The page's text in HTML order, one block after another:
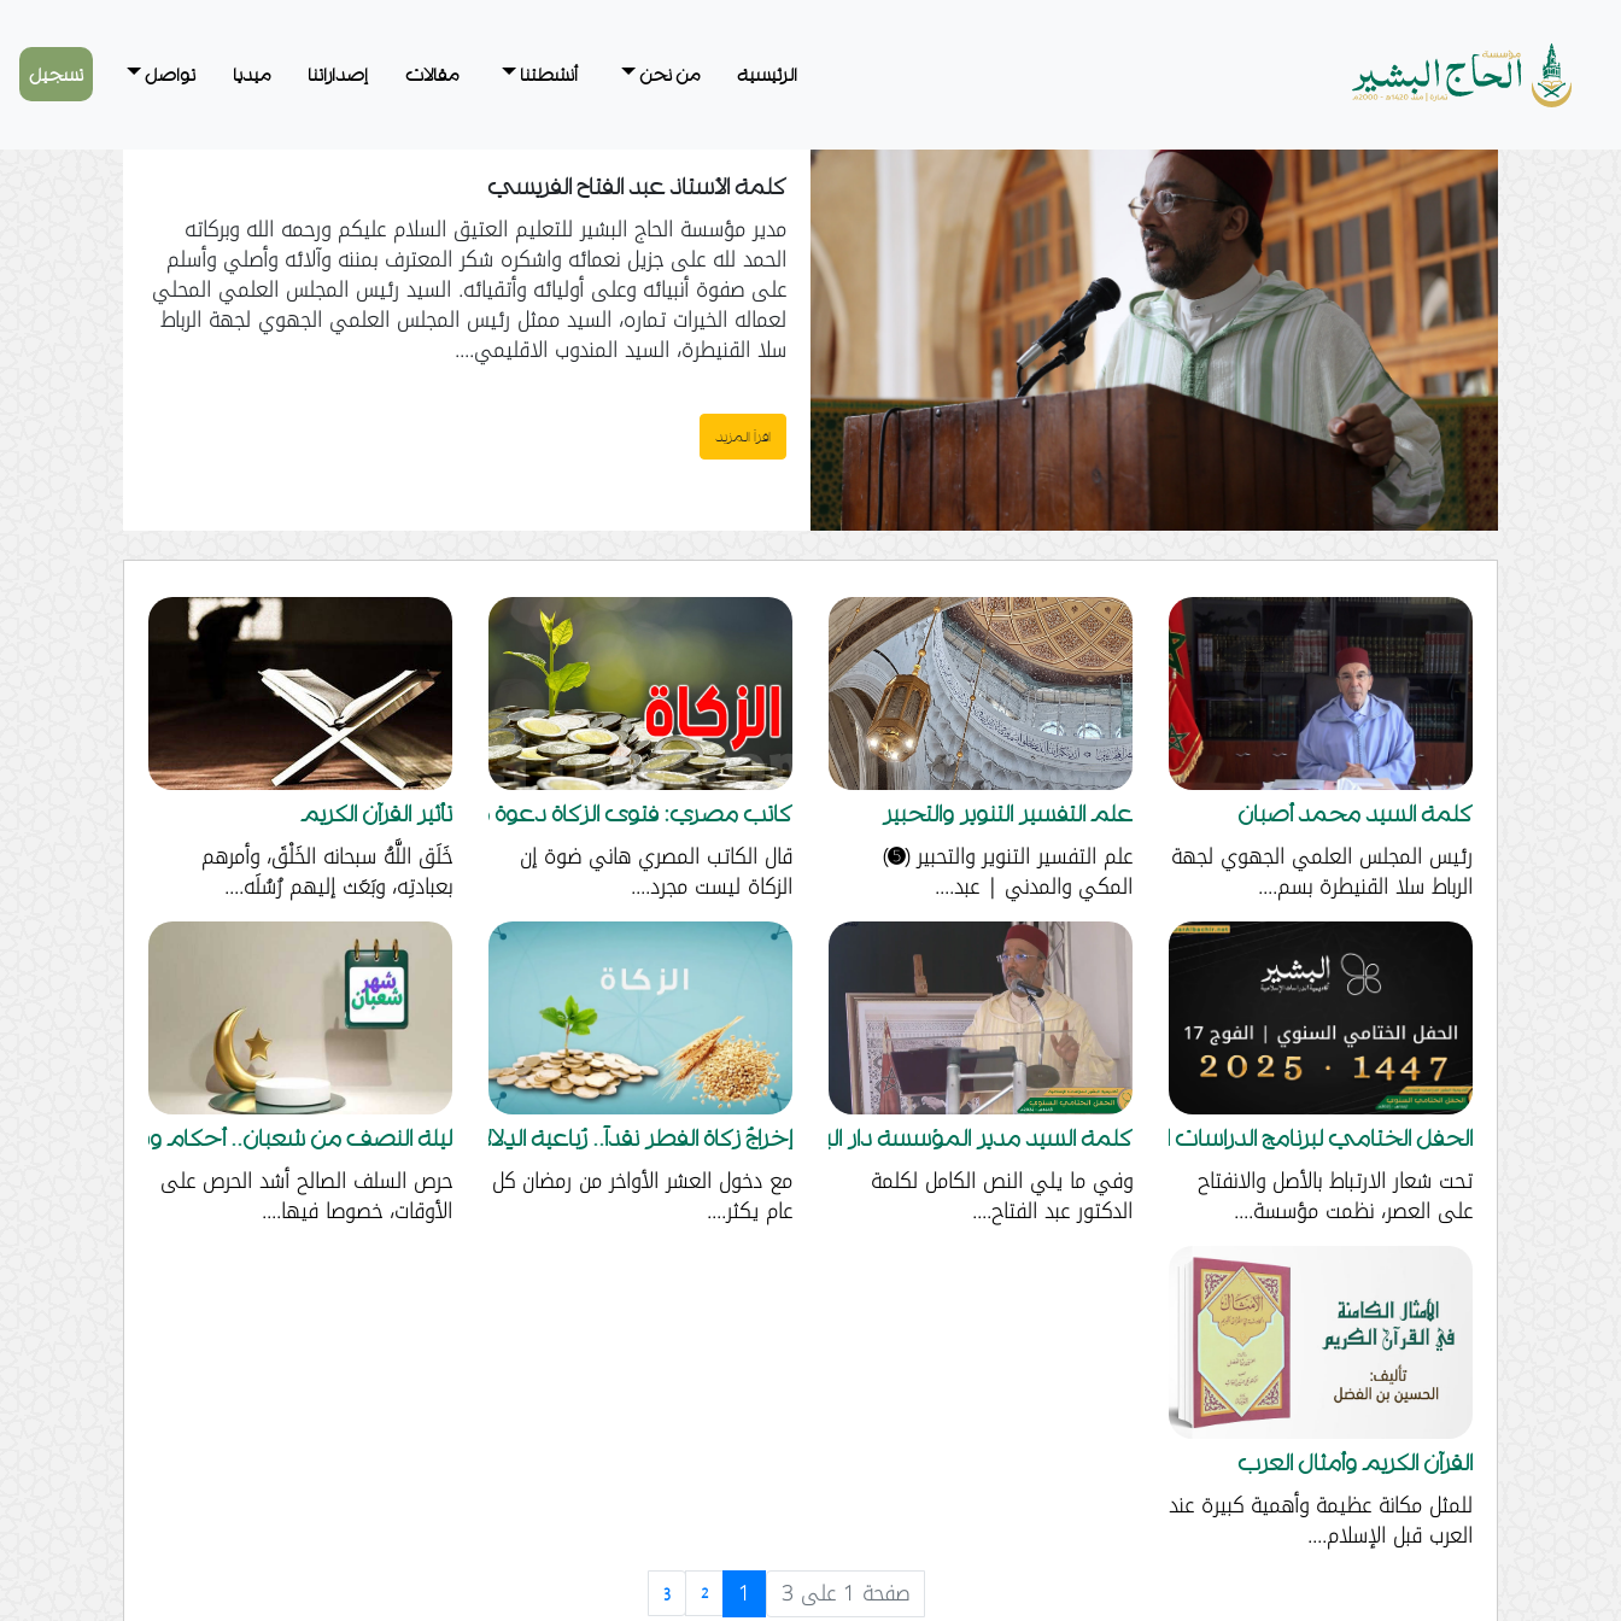
الرئيسية من نحن أنشطتنا مقالات إصداراتنا ميديا تواصل تسجيل
كلمة الأستاذ عبد الفتاح الفريسي
مدير مؤسسة الحاج البشير للتعليم العتيق السلام عليكم ورحمه الله وبركاته
الحمد لله على جزيل نعمائه واشكره شكر المعترف بمننه وآلائه وأصلي وأسلم
على صفوة أنبيائه وعلى أوليائه وأتقيائه. السيد رئيس المجلس العلمي المحلي
لعماله الخيرات تماره، السيد ممثل رئيس المجلس العلمي الجهوي لجهة الرباط
سلا القنيطرة، السيد المندوب الاقليمي....
اقرأ المزيد
كلمة السيد محمد أصبان
رئيس المجلس العلمي الجهوي لجهة
الرباط سلا القنيطرة بسم....
علم التفسير التنوير والتحبير
علم التفسير التنوير والتحبير (➎)
المكي والمدني | عبد....
كاتب مصري: فتوى الزكاة دعوة ملكية....
قال الكاتب المصري هاني ضوة إن
الزكاة ليست مجرد....
تأثير القرآن الكريم
خَلَق اللَّهُ سبحانه الخَلْقَ، وأمرهم
بعبادتِه، وبَعَث إليهم رُسُلَه....
الحفل الختامي لبرنامج الدراسات الإسلامية 2024-2025....
تحت شعار الارتباط بالأصل والانفتاح
على العصر، نظمت مؤسسة....
كلمة السيد مدير المؤسسة دار البشير....
وفي ما يلي النص الكامل لكلمة
الدكتور عبد الفتاح....
إخراجُ زكاة الفطر نقداً.. رُباعية الدِلالات....
مع دخول العشر الأواخر من رمضان كل
عام يكثر....
ليلة النصف من شعبان.. أحكام وفضائل
حرص السلف الصالح أشد الحرص على
الأوقات، خصوصا فيها....
القرآن الكريم وأمثال العرب
للمثل مكانة عظيمة وأهمية كبيرة عند
العرب قبل الإسلام....
صفحة 1 على 3 صفحة
1 صفحة
2 صفحة
3